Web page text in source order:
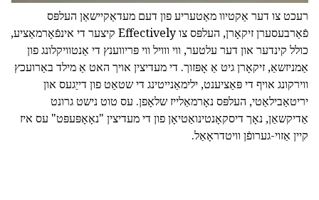
רעכט צו דער אַקטיוו מאַטעריע פון דעם מעדאַקיישאַן העלפּס
פֿאַרבעסערן זיקאָרן, העלפּס צו Effectively קיצער די אינפֿאָרמאַציע,
כולל קינדער און דער עלטער, ווי ווויל ווי פּריווענץ די אַנטוויקלונג פון
אַמניזשאַ, זיקאָרן גיט אַ אָפּזוך. די מעדיצין אויך האט אַ מילד באַרועכץ
ווירקונג אויף די פּאַציענט, ילימאַנייטינג די שטאַט פון דייַגעס און
יריטאַבילאַטי, העלפּס נאָרמאַלייז שלאָפן. עס טוט נישט גרונט
אַדיקשאַן, נאָך דיסקאָנטינואַטיאָן פון די מעדיצין "נאָאָפּעפּט" עס איז
קיין אַזוי-גערופֿן וויטדראָאַל.